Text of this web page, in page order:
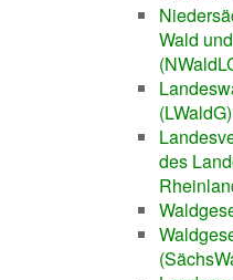
Wald
(LWaldG)
des